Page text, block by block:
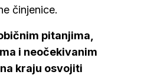
činjenice.
pitanjima,
i neočekivanim
kraju osvojiti